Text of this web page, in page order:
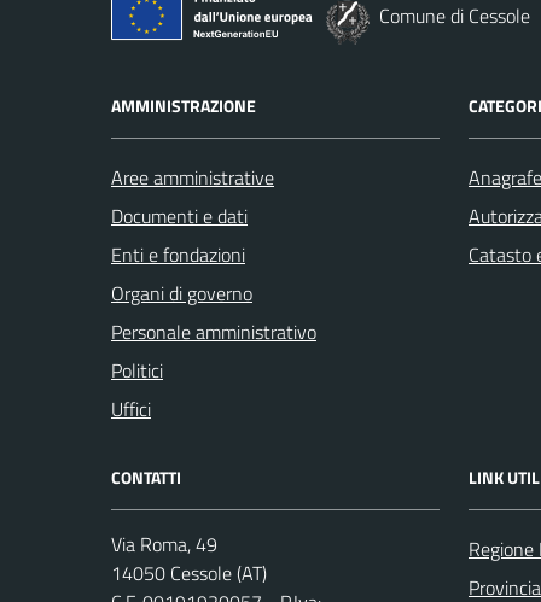
Comune di Cessole
AMMINISTRAZIONE
Aree amministrative
Documenti e dati
Enti e fondazioni
Organi di governo
Personale amministrativo
Politici
Uffici
Catasto
CONTATTI
Via Roma, 49
14050 Cessole (AT)
LINK